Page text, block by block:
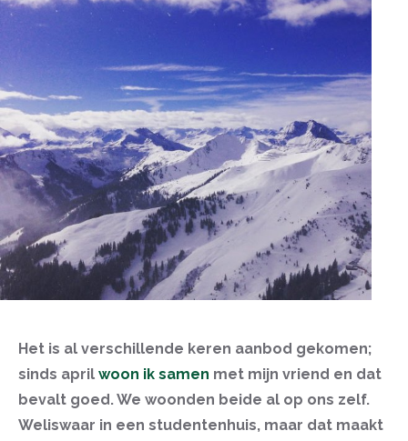
Het is al verschillende keren aanbod gekomen;
sinds april woon ik samen met mijn vriend en dat
bevalt goed. We woonden beide al op ons zelf.
Weliswaar in een studentenhuis, maar dat maakt